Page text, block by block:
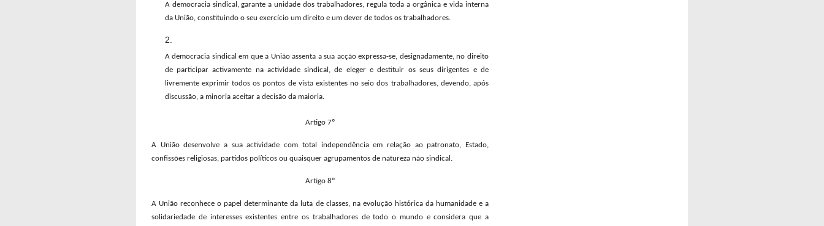
A democracia sindical, garante a unidade dos trabalhadores, regula toda a orgânica e vida interna
da União, constituindo o seu exercício um direito e um dever de todos os trabalhadores.
A democracia sindical em que a União assenta a sua acção expressa-se, designadamente, no direito
de participar activamente na actividade sindical, de eleger e destituir os seus dirigentes e de
livremente exprimir todos os pontos de vista existentes no seio dos trabalhadores, devendo, após
discussão, a minoria aceitar a decisão da maioria.
Artigo 7º
A União desenvolve a sua actividade com total independência em relação ao patronato, Estado,
confissões religiosas, partidos políticos ou quaisquer agrupamentos de natureza não sindical.
Artigo 8º
A União reconhece o papel determinante da luta de classes, na evolução histórica da humanidade e a
solidariedade de interesses existentes entre os trabalhadores de todo o mundo e considera que a